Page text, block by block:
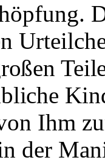
Ihm
der